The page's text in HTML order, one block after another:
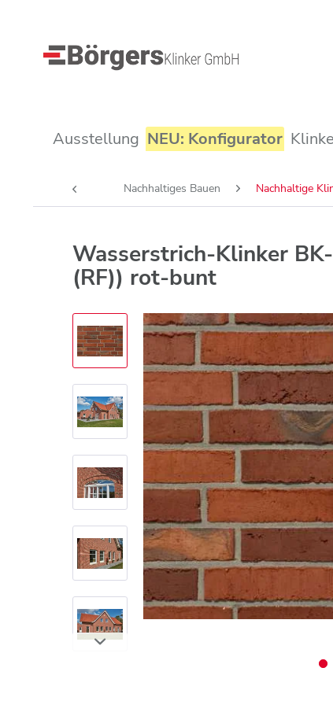
Ausstellung NEU: Konfigurator
Nachhaltiges Bauen Nachhaltige
Wasserstrich-Klinker
(RF)) rot-bunt